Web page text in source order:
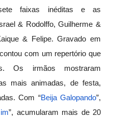
faixas inéditas e as
& Rodolffo, Guilherme &
& Felipe. Gravado em
com um repertório que
Os irmãos mostraram
mais animadas, de festa,
Com “Beija Galopando”,
”, acumularam mais de 20